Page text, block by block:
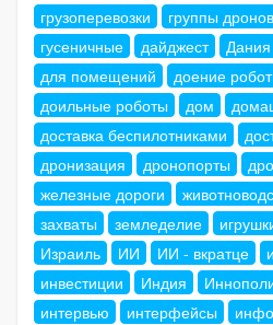
грузоперевозки
группы дронов
гусеничные
дайджест Дания
для помещений
доение
доильные роботы
дом
доставка беспилотниками
дронизация
дронопорты
железные дороги
захваты
земледелие
Израиль
ИИ ИИ - вкратце
инвестиции
Индия
интервью
интерфейсы